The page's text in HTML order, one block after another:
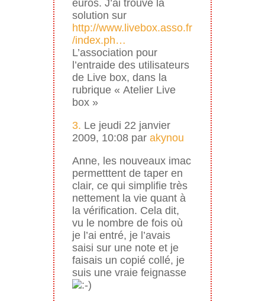
euros. J’ai trouvé la
solution sur
http://www.livebox.asso.fr
/index.ph…
L’association pour
l’entraide des utilisateurs
de Live box, dans la
rubrique « Atelier Live
box »
3. Le jeudi 22 janvier
2009, 10:08 par akynou
Anne, les nouveaux imac
permetttent de taper en
clair, ce qui simplifie très
nettement la vie quant à
la vérification. Cela dit,
vu le nombre de fois où
je l’ai entré, je l’avais
saisi sur une note et je
faisais un copié collé, je
suis une vraie feignasse